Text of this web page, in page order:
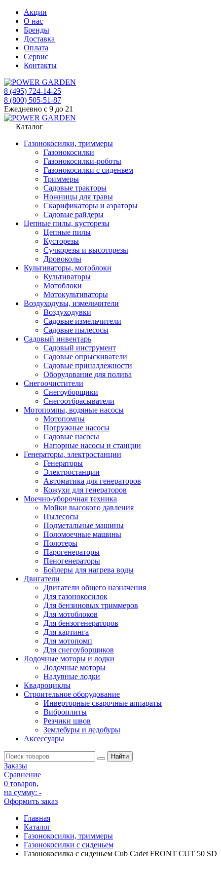
Акции
О нас
Бренды
Доставка
Оплата
Сервис
Контакты
8 (495) 724-14-25
8 (800) 505-51-87
Ежедневно с 9 до 21
Каталог
Газонокосилки, триммеры
Газонокосилки
Газонокосилки-роботы
Газонокосилки с сиденьем
Триммеры
Садовые тракторы
Ножницы для травы
Скарификаторы и аэраторы
Садовые райдеры
Цепные пилы, кусторезы
Цепные пилы
Кусторезы
Сучкорезы и высоторезы
Дровоколы
Культиваторы, мотоблоки
Культиваторы
Мотоблоки
Мотокультиваторы
Воздуходувы, измельчители
Воздуходувки
Садовые измельчители
Садовые пылесосы
Садовый инвентарь
Садовый инструмент
Садовые опрыскиватели
Садовые принадлежности
Оборудование для полива
Снегоочистители
Снегоуборщики
Снегоотбрасыватели
Мотопомпы, водяные насосы
Мотопомпы
Погружные насосы
Садовые насосы
Напорные насосы и станции
Генераторы, электростанции
Генераторы
Электростанции
Автоматика для генераторов
Кожухи для генераторов
Моечно-уборочная техника
Мойки высокого давления
Пылесосы
Подметальные машины
Поломоечные машины
Полотеры
Парогенераторы
Пеногенераторы
Бойлеры для нагрева воды
Двигатели
Двигатели общего назначения
Для газонокосилок
Для бензиновых триммеров
Для мотоблоков
Для бензогенераторов
Для картинга
Для мотопомп
Для снегоуборщиков
Лодочные моторы и лодки
Лодочные моторы
Надувные лодки
Квадроциклы
Строительное оборудование
Инверторные сварочные аппараты
Виброплиты
Резчики швов
Землебуры и ледобуры
Аксессуары
Заказы
Сравнение
0 товаров,
на сумму: -
Оформить заказ
Главная
Каталог
Газонокосилки, триммеры
Газонокосилки с сиденьем
Газонокосилка с сиденьем Cub Cadet FRONT CUT 50 SD